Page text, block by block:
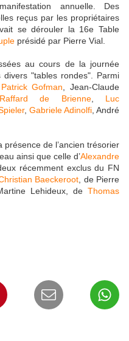
annuelle. Des
reçus par les propriétaires
se dérouler la 16e Table
présidé par Pierre Vial.
au cours de la journée
"tables rondes". Parmi
Patrick Gofman , Jean-Claude
de Brienne, Luc
, Gabriele Adinolfi , André
de l’ancien trésorier
ainsi que celle d’Alexandre
récemment exclus du FN
Baeckeroot , de Pierre
Lehideux, de Thomas